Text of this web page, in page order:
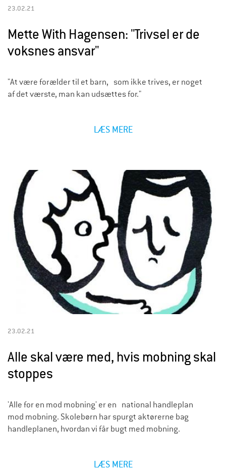
23.02.21
Mette With Hagensen: "Trivsel er de
voksnes ansvar"
"At være forælder til et barn, som ikke trives, er noget
af det værste, man kan udsættes for."
LÆS MERE
23.02.21
Alle skal være med, hvis mobning skal
stoppes
'Alle for en mod mobning' er en national handleplan
mod mobning. Skolebørn har spurgt aktørerne bag
handleplanen, hvordan vi får bugt med mobning.
LÆS MERE